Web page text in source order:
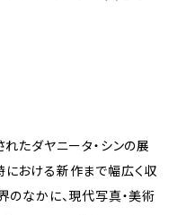
たダヤニータ・シンの展
おける新作まで幅広く収
のなかに、現代写真・美術